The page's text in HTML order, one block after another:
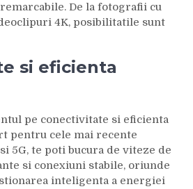
De la fotografii cu
4K, posibilitatile sunt
si eficienta
pe conectivitate si eficienta
pentru cele mai recente
5G, te poti bucura de viteze de
si conexiuni stabile, oriunde
inteligenta a energiei